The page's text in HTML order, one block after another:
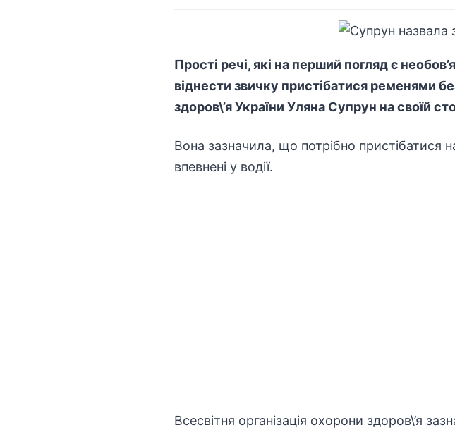
Прості речі, які на перший погляд є
віднести звичку пристібатися ременями
здоров\’я України Уляна Супрун на своїй
Вона зазначила, що потрібно пристібатися
впевнені у водії.
Всесвітня організація охорони здоров\’я